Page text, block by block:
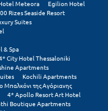
Meteora
Egilion Hotel
Rizes Seaside Resort
Suites
& Spa
City Hotel Thessaloniki
Apartments
Kochili Apartments
Μπαλκόνι της Αγόριανης
4* Apollo Resort Art Hotel
Boutique Apartments